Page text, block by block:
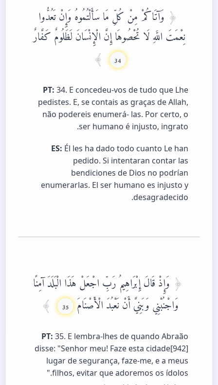
وَآتَاكُمْ مِنْ كُلِّ مَا سَأَلْتُمُوهُ وَإِنْ تَعُدُّوا
نِعْمَتَ اللَّهِ لَا تُحْصُوهَا إِنَّ الْإِنْسَانَ لَظَلُومٌ كَفَّارٌ
34
PT: 34. E concedeu-vos de tudo que Lhe
pedistes. E, se contais as graças de Allah,
não podereis enumerá- las. Por certo, o
ser humano é injusto, ingrato.
ES: Él les ha dado todo cuanto Le han
pedido. Si intentaran contar las
bendiciones de Dios no podrían
enumerarlas. El ser humano es injusto y
desagradecido.
وَإِذْ قَالَ إِبْرَاهِيمُ رَبِّ اجْعَلْ هَذَا الْبَلَدَ آمِنًا
وَاجْنُبْنِي وَبَنِيَّ أَنْ نَعْبُدَ الْأَصْنَامَ 35
PT: 35. E lembra-lhes de quando Abraão
disse: "Senhor meu! Faze esta cidade[942]
lugar de segurança, faze-me, e a meus
filhos, evitar que adoremos os ídolos."